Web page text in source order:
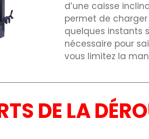
d’une caisse
permet de
quelques instants
nécessaire pour
vous limitez la
DE LA